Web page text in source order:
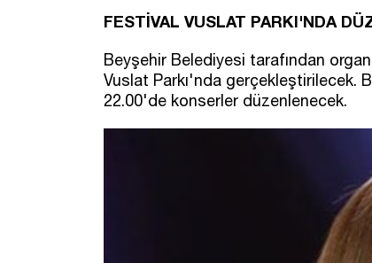
FESTİVAL VUSLAT PARKI'NDA
Beyşehir Belediyesi tarafından
Vuslat Parkı'nda gerçekleştirilecek.
22.00'de konserler düzenlenecek.